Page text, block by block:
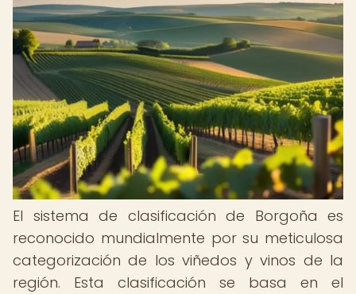
El sistema de clasificación de Borgoña es
reconocido mundialmente por su meticulosa
categorización de los viñedos y vinos de la
región. Esta clasificación se basa en el